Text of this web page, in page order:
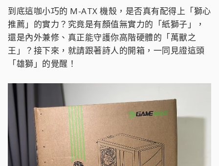
到底這咖小巧的 M-ATX 機殼，是否真有配得上「獅心
推薦」的實力？究竟是有顏值無實力的「紙獅子」，
還是內外兼修、真正能守護你高階硬體的「萬獸之
王」？接下來，就請跟著詩人的開箱，一同見證這頭
「雄獅」的覺醒！